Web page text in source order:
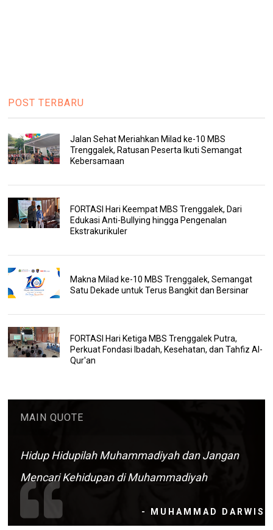
POST TERBARU
Jalan Sehat Meriahkan Milad ke-10 MBS
Trenggalek, Ratusan Peserta Ikuti Semangat
Kebersamaan
FORTASI Hari Keempat MBS Trenggalek, Dari
Edukasi Anti-Bullying hingga Pengenalan
Ekstrakurikuler
Makna Milad ke-10 MBS Trenggalek, Semangat
Satu Dekade untuk Terus Bangkit dan Bersinar
FORTASI Hari Ketiga MBS Trenggalek Putra,
Perkuat Fondasi Ibadah, Kesehatan, dan Tahfiz Al-
Qur'an
MAIN QUOTE
Hidup Hidupilah Muhammadiyah dan Jangan
Mencari Kehidupan di Muhammadiyah
- MUHAMMAD DARWIS